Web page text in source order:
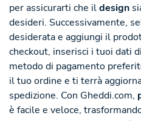
per assicurarti che ildesign
desideri. Successivamente,
desiderata e aggiungi il
checkout, inserisci i tuoi dati
metodo di pagamento
il tuo ordine e ti terrà
spedizione. Con Gheddi.com,
è facile e veloce,